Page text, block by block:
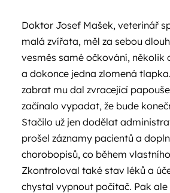
Doktor Josef Mašek, veterinář
malá zvířata, měl za sebou
vesměs samé očkování, několik
a dokonce jedna zlomená
zabrat mu dal zvracející
začínalo vypadat, že bude
Stačilo už jen dodělat
prošel záznamy pacientů a
chorobopisů, co během
Zkontroloval také stav léků a
chystal vypnout počítač. Pak